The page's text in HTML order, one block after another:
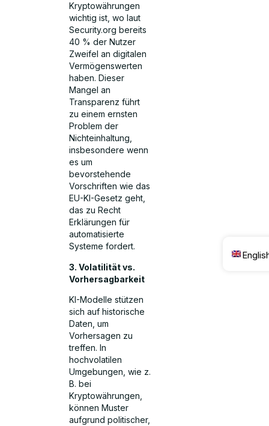
Kryptowährungen
wichtig ist, wo laut
Security.org bereits
40 % der Nutzer
Zweifel an digitalen
Vermögenswerten
haben. Dieser
Mangel an
Transparenz führt
zu einem ernsten
Problem der
Nichteinhaltung,
insbesondere wenn
es um
bevorstehende
Vorschriften wie das
EU-KI-Gesetz geht,
das zu Recht
Erklärungen für
automatisierte
Systeme fordert.
3. Volatilität vs.
Vorhersagbarkeit
KI-Modelle stützen
sich auf historische
Daten, um
Vorhersagen zu
treffen. In
hochvolatilen
Umgebungen, wie z.
B. bei
Kryptowährungen,
können Muster
aufgrund politischer,